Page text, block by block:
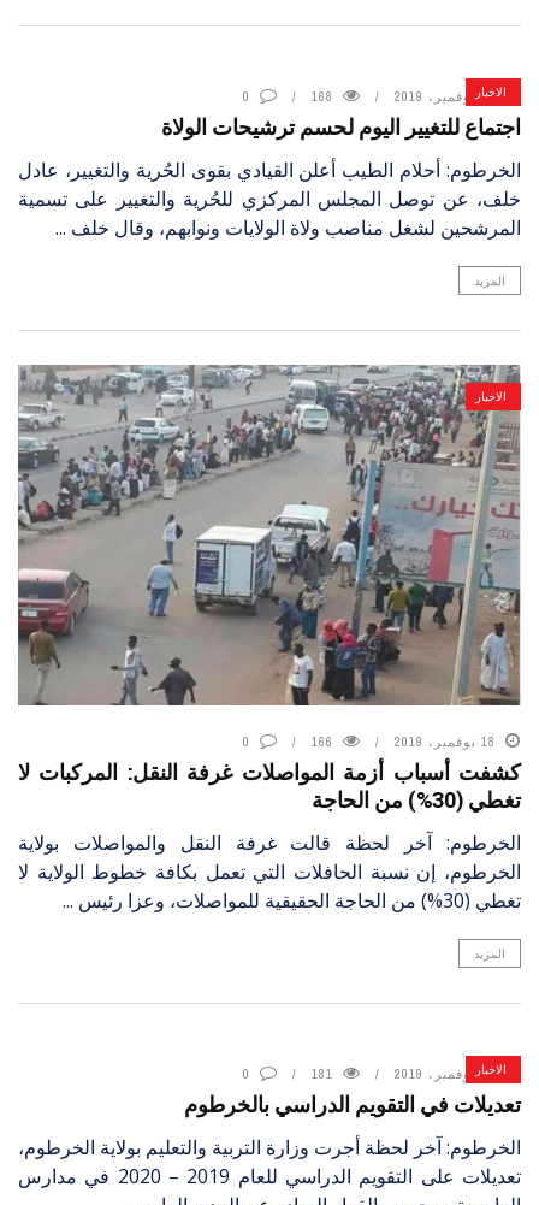
الاخبار
18 نوفمبر، 2019 168
0
اجتماع للتغيير اليوم لحسم ترشيحات الولاة
الخرطوم: أحلام الطيب أعلن القيادي بقوى الحُرية والتغيير، عادل
خلف، عن توصل المجلس المركزي للحُرية والتغيير على تسمية
المرشحين لشغل مناصب ولاة الولايات ونوابهم، وقال خلف ...
المزيد
الاخبار
18 نوفمبر، 2019 166
0
كشفت أسباب أزمة المواصلات غرفة النقل: المركبات لا
تغطي (30%) من الحاجة
الخرطوم: آخر لحظة قالت غرفة النقل والمواصلات بولاية
الخرطوم، إن نسبة الحافلات التي تعمل بكافة خطوط الولاية لا
تغطي (30%) من الحاجة الحقيقية للمواصلات، وعزا رئيس ...
المزيد
الاخبار
18 نوفمبر، 2019 181
0
تعديلات في التقويم الدراسي بالخرطوم
الخرطوم: آخر لحظة أجرت وزارة التربية والتعليم بولاية الخرطوم،
تعديلات على التقويم الدراسي للعام 2019 – 2020 في مدارس